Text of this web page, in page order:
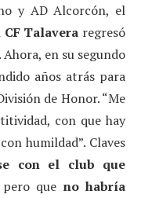
y AD Alcorcón, el
Talavera regresó
en su segundo
años atrás para
de Honor. “Me
con que hay
humildad”. Claves
con el club que
que no habría